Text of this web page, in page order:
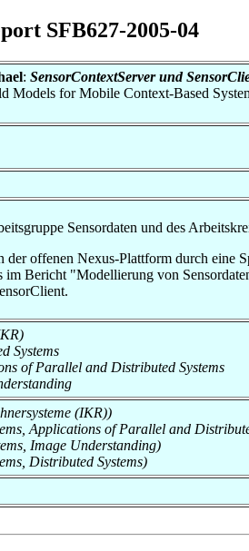
SFB627-2005-04
: SensorContextServer und
Models for Mobile Context-Based
Sensordaten und des
offenen Nexus-Plattform durch eine
Bericht "Modellierung von
Systems
of Parallel and Distributed Systems
(IKR))
Applications of Parallel and
Image Understanding)
Distributed Systems)